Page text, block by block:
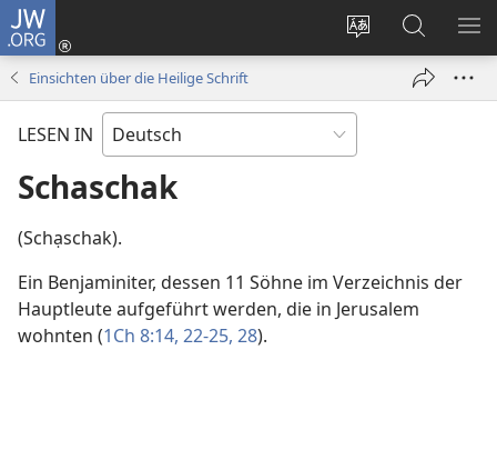
JW.ORG
Websitesprache
ändern
Anmelden
(öffnet
Suche
Einsichten über die Heilige Schrift
LESEN IN
Schaschak
(Schạschak).
Ein Benjaminiter, dessen 11 Söhne im Verzeichnis der
Hauptleute aufgeführt werden, die in Jerusalem
wohnten (1Ch 8:14, 22-25, 28).